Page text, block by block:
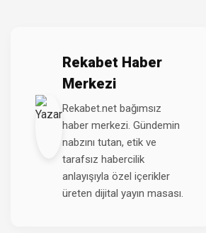
Rekabet Haber
Merkezi
Rekabet.net bağımsız
haber merkezi. Gündemin
nabzını tutan, etik ve
tarafsız habercilik
anlayışıyla özel içerikler
üreten dijital yayın masası.